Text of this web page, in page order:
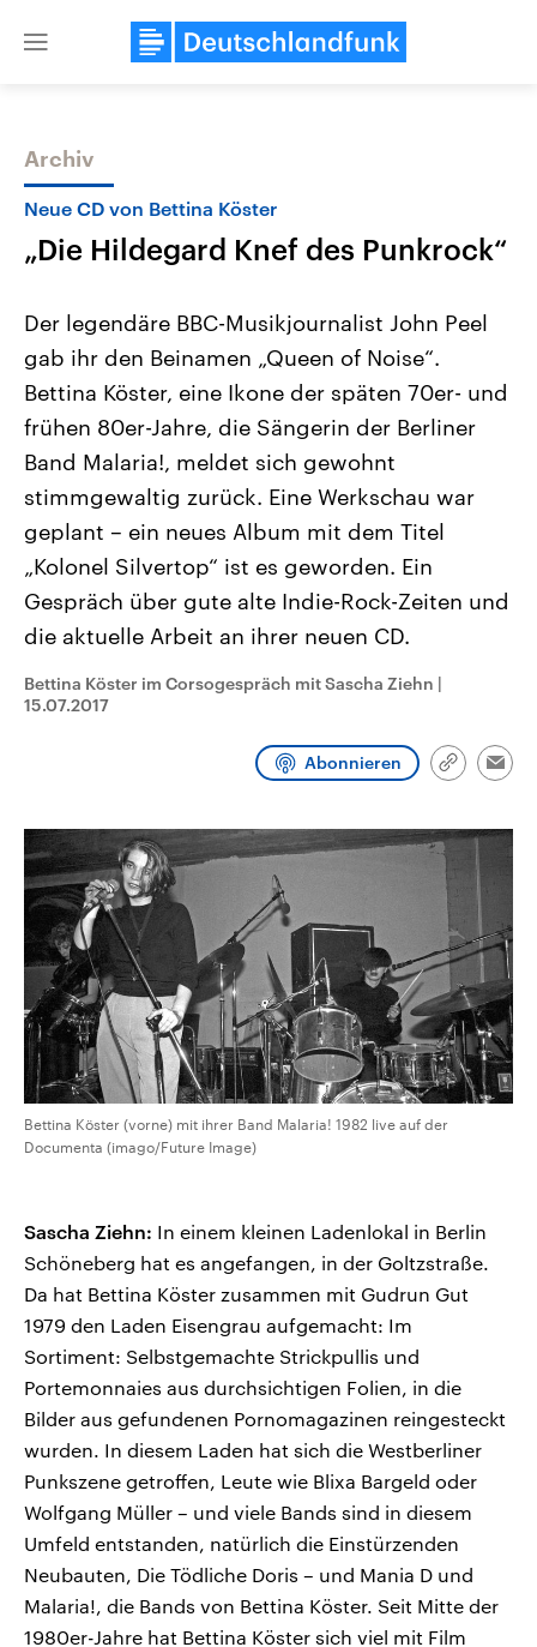
Close
Themen
Landtagswahl Sachsen-Anhalt
2026
Alle Informationen
Sachsen-Anhalt wählt am 6.
September 2026 einen neuen
Landtag. Seit 2021 wird das
Bundesland von einer Koalition aus
Umfragen, Prognosen,
Wahlprogramme, aktuelle Berichte
und Hintergründe zu den Parteien
und Kandidaten der anstehenden
Wahl.
USA
Aktuelle Beiträge,
Hintergründe
Wirtschaftlich und
gehören die Vereinigten
mit großem Einfluss auf
Sendungen Programm Podcasts
Archiv
Neue CD von Bettina Köster
„Die Hildegard Knef des Punkrock“
Der legendäre BBC-Musikjournalist John Peel
gab ihr den Beinamen „Queen of Noise“.
Bettina Köster, eine Ikone der späten 70er- und
frühen 80er-Jahre, die Sängerin der Berliner
Band Malaria!, meldet sich gewohnt
stimmgewaltig zurück. Eine Werkschau war
geplant – ein neues Album mit dem Titel
„Kolonel Silvertop“ ist es geworden. Ein
Gespräch über gute alte Indie-Rock-Zeiten und
die aktuelle Arbeit an ihrer neuen CD.
Bettina Köster im Corsogespräch mit Sascha Ziehn |
15.07.2017
Abonnieren
Link
Bettina Köster (vorne) mit ihrer Band Malaria! 1982 live auf der
Documenta (imago/Future Image)
Sascha Ziehn: In einem kleinen Ladenlokal in Berlin
Schöneberg hat es angefangen, in der Goltzstraße.
Da hat Bettina Köster zusammen mit Gudrun Gut
1979 den Laden Eisengrau aufgemacht: Im
Sortiment: Selbstgemachte Strickpullis und
Portemonnaies aus durchsichtigen Folien, in die
Bilder aus gefundenen Pornomagazinen reingesteckt
wurden. In diesem Laden hat sich die Westberliner
Punkszene getroffen, Leute wie Blixa Bargeld oder
Wolfgang Müller – und viele Bands sind in diesem
Umfeld entstanden, natürlich die Einstürzenden
Neubauten, Die Tödliche Doris – und Mania D und
Malaria!, die Bands von Bettina Köster. Seit Mitte der
1980er-Jahre hat Bettina Köster sich viel mit Film